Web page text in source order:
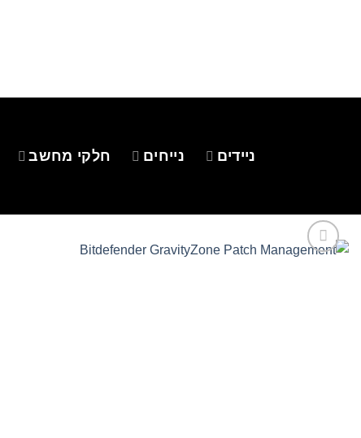
ניידים נייחים חלקי מחשב